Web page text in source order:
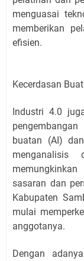
menguasai
memberikan
efisien.
Kecerdasan
Industri 4.0
buatan (AI)
sasaran dan
Kabupaten
mulai
anggotanya.
Dengan